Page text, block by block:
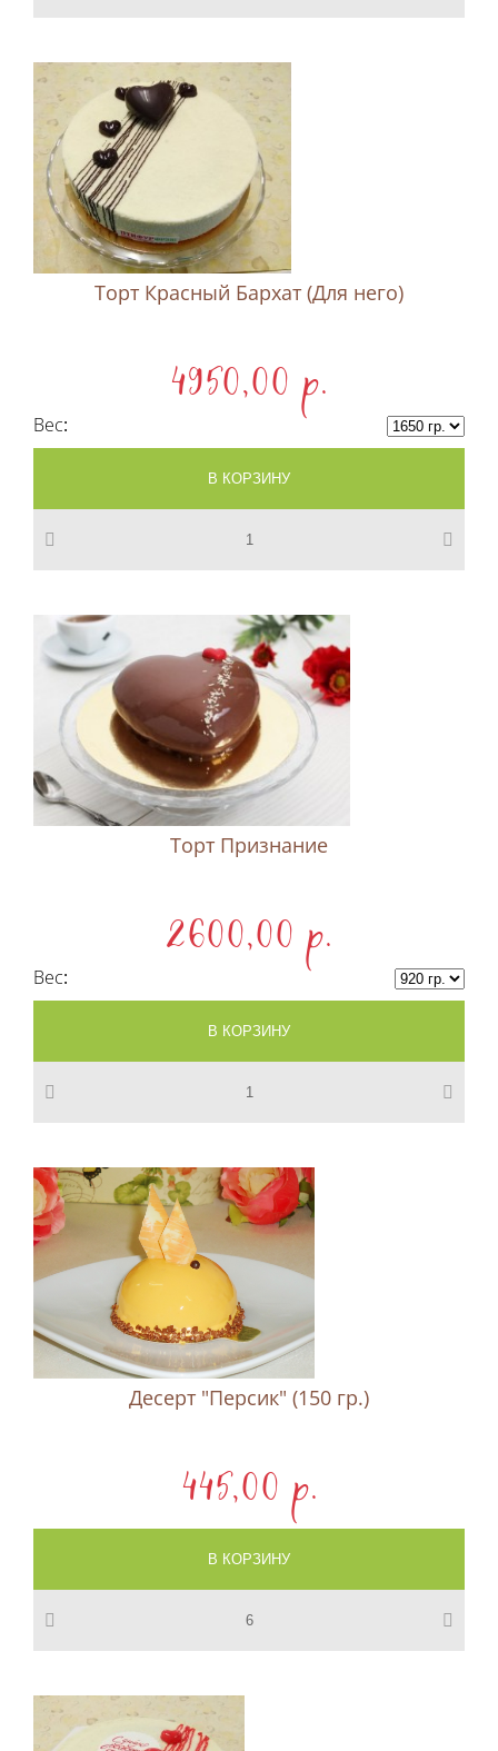
Торт Красный Бархат (Для него)
4950,00 p.
Вес
Торт Признание
2600,00 p.
Вес
Десерт "Персик" (150 гр.)
445,00 p.